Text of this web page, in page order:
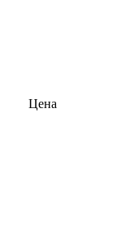
Цена